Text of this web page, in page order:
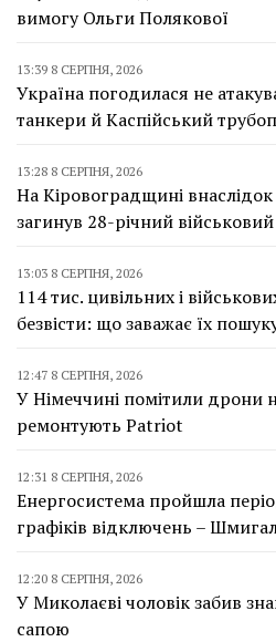
вимогу Ольги Полякової
13:39 8 СЕРПНЯ, 2026
Україна погодилася не
танкери й Каспійський
13:28 8 СЕРПНЯ, 2026
На Кіровоградщині внаслідок
загинув 28-річний військовий
13:03 8 СЕРПНЯ, 2026
114 тис. цивільних і
безвісти: що заважає їх
12:47 8 СЕРПНЯ, 2026
У Німеччині помітили дрони
ремонтують Patriot
12:31 8 СЕРПНЯ, 2026
Енергосистема пройшла
графіків відключень –
12:20 8 СЕРПНЯ, 2026
У Миколаєві чоловік забив
сапою